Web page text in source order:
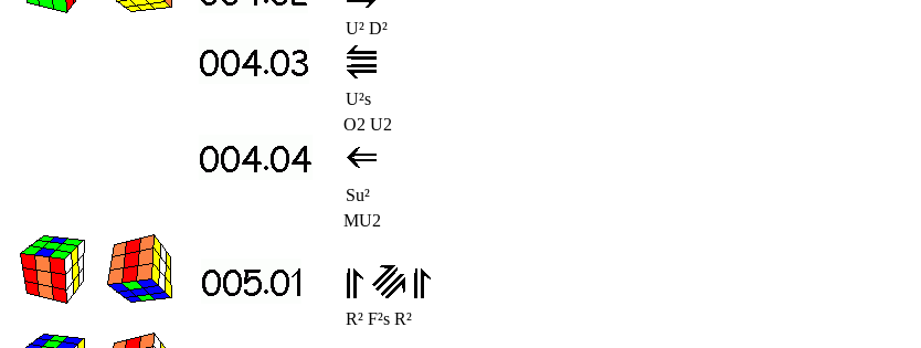
U² D²
U²s
O2 U2
Su²
MU2
R² F²s R²